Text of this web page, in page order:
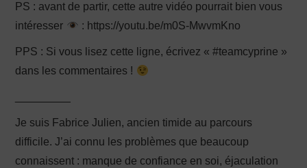
PS : avant de partir, cette autre vidéo pourrait bien vous
intéresser
: https://youtu.be/m0S-MwvmKno
PPS : Si vous lisez cette ligne, écrivez « #teamcyprine »
dans les commentaires !
Je suis Fabrice Julien, ancien timide au parcours
difficile. J’ai connu les problèmes que beaucoup
connaissent : manque de confiance en soi, éjaculation